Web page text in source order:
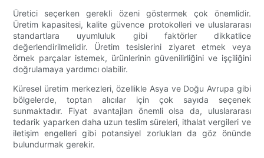
Üretici seçerken gerekli özeni göstermek çok önemlidir.
Üretim kapasitesi, kalite güvence protokolleri ve uluslararası
standartlara uyumluluk gibi faktörler dikkatlice
değerlendirilmelidir. Üretim tesislerini ziyaret etmek veya
örnek parçalar istemek, ürünlerinin güvenilirliğini ve işçiliğini
doğrulamaya yardımcı olabilir.
Küresel üretim merkezleri, özellikle Asya ve Doğu Avrupa gibi
bölgelerde, toptan alıcılar için çok sayıda seçenek
sunmaktadır. Fiyat avantajları önemli olsa da, uluslararası
tedarik yaparken daha uzun teslim süreleri, ithalat vergileri ve
iletişim engelleri gibi potansiyel zorlukları da göz önünde
bulundurmak gerekir.